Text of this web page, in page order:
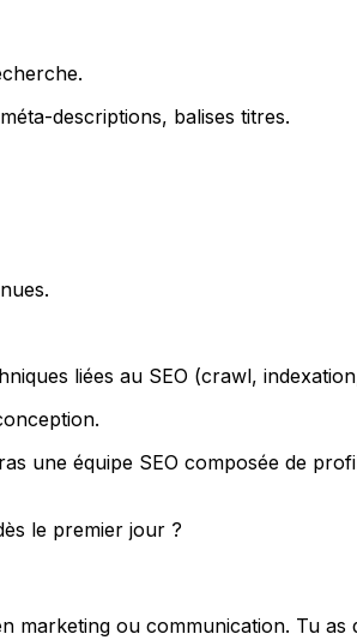
descriptions, balises titres.
liées au SEO (crawl,
une équipe SEO composée de
le premier jour ?
marketing ou communication. Tu